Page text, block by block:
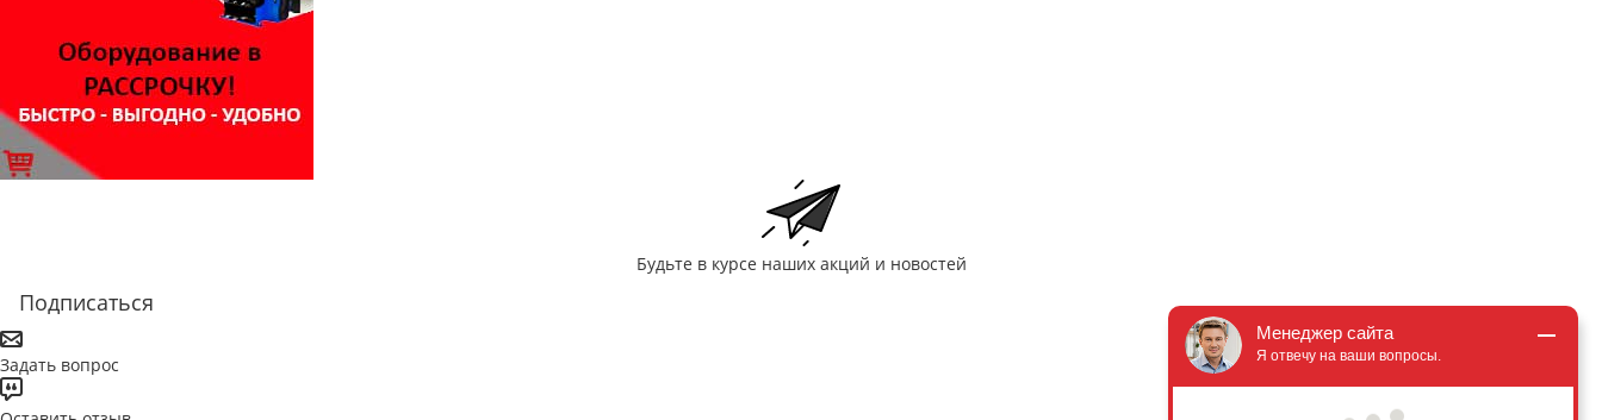
Будьте в курсе наших акций и новостей
Подписаться
Задать вопрос
Менеджер сайта
Я отвечу на ваши вопросы.